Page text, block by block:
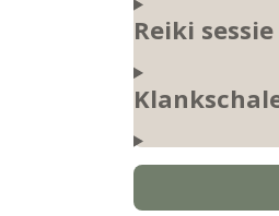
Reiki sessie